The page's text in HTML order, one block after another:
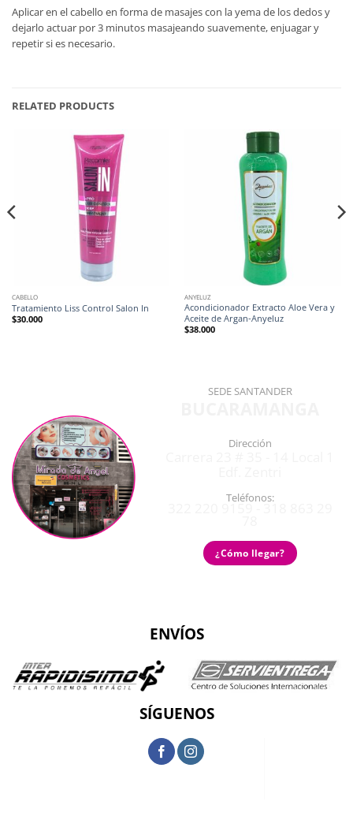
Aplicar en el cabello en forma de masajes con la yema de los dedos y
dejarlo actuar por 3 minutos masajeando suavemente, enjuagar y
repetir si es necesario.
RELATED PRODUCTS
CABELLO
Tratamiento Liss Control Salon In
$30.000
ANYELUZ
Acondicionador Extracto Aloe Vera y
Aceite de Argan-Anyeluz
$38.000
SEDE SANTANDER
Dirección
Teléfonos:
¿Cómo llegar?
ENVÍOS
SÍGUENOS